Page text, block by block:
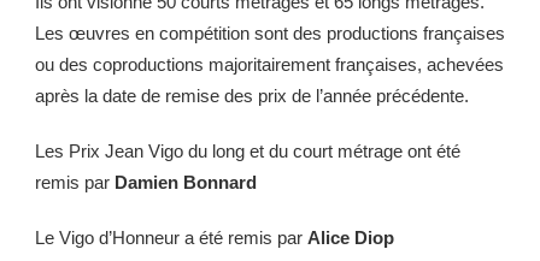
Les œuvres en compétition sont des productions françaises
ou des coproductions majoritairement françaises, achevées
après la date de remise des prix de l’année précédente.
Les Prix Jean Vigo du long et du court métrage ont été
remis par Damien Bonnard
Le Vigo d’Honneur a été remis par Alice Diop